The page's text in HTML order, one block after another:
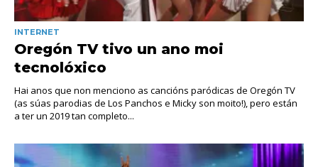
INTERNET
Oregón TV tivo un ano moi
tecnolóxico
Hai anos que non menciono as cancións paródicas de Oregón TV
(as súas parodias de Los Panchos e Micky son moito!), pero están
a ter un 2019 tan completo...